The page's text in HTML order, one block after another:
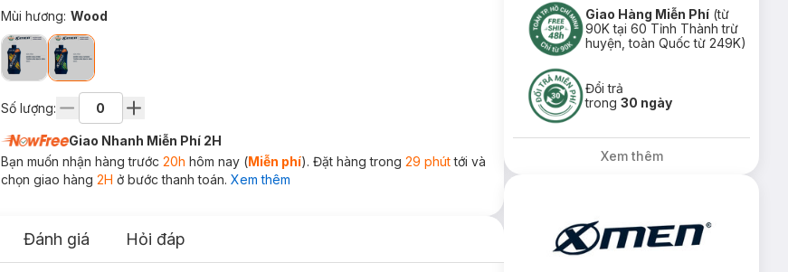
Mùi hương: Wood
Số lượng:
Giao Nhanh Miễn Phí 2H
Bạn muốn nhận hàng trước 20h hôm nay (Miễn phí). Đặt hàng trong 29 phúttới và
chọn giao hàng 2H ở bước thanh toán. Xem thêm
Đánh giá Hỏi đáp
Giao Hàng Miễn Phí (từ
90K tại 60 Tỉnh Thành trừ
huyện, toàn Quốc từ 249K)
Đổi trả
trong30 ngày
Xem thêm